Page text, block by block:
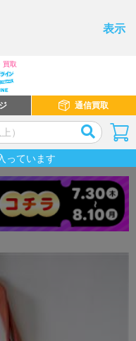
表示
買取
通信買取
っています